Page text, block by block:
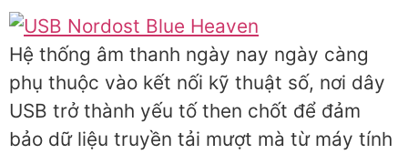
Hệ thống âm thanh ngày nay ngày càng
phụ thuộc vào kết nối kỹ thuật số, nơi dây
USB trở thành yếu tố then chốt để đảm
bảo dữ liệu truyền tải mượt mà từ máy tính